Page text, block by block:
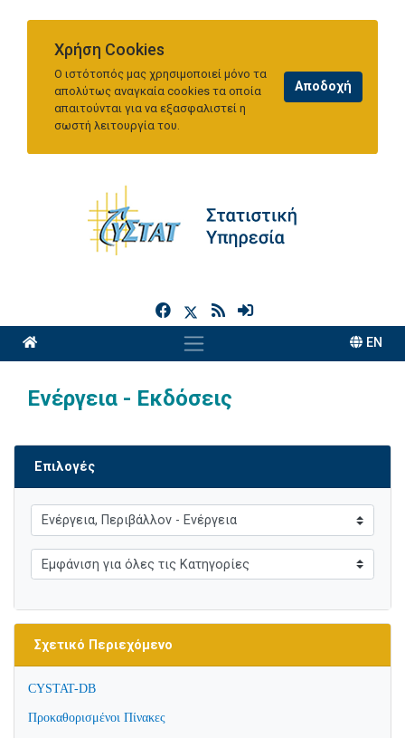
Χρήση Cookies
Ο ιστότοπός μας χρησιμοποιεί μόνο τα
απολύτως αναγκαία cookies τα οποία
απαιτούνται για να εξασφαλιστεί η
σωστή λειτουργία του.
h
EN
Ενέργεια - Εκδόσεις
Επιλογές
Σχετικό Περιεχόμενο
CYSTAT-DB
Προκαθορισμένοι Πίνακες